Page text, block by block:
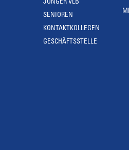
JUNGER VLB
SENIOREN
KONTAKTKOLLEGEN
GESCHÄFTSSTELLE